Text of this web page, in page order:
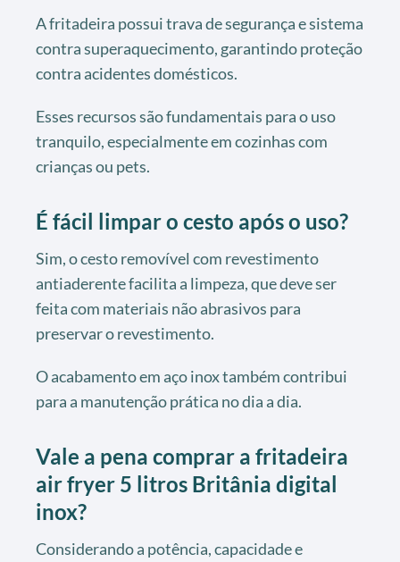
A fritadeira possui trava de segurança e sistema
contra superaquecimento, garantindo proteção
contra acidentes domésticos.
Esses recursos são fundamentais para o uso
tranquilo, especialmente em cozinhas com
crianças ou pets.
É fácil limpar o cesto após o uso?
Sim, o cesto removível com revestimento
antiaderente facilita a limpeza, que deve ser
feita com materiais não abrasivos para
preservar o revestimento.
O acabamento em aço inox também contribui
para a manutenção prática no dia a dia.
Vale a pena comprar a fritadeira
air fryer 5 litros Britânia digital
inox?
Considerando a potência, capacidade e